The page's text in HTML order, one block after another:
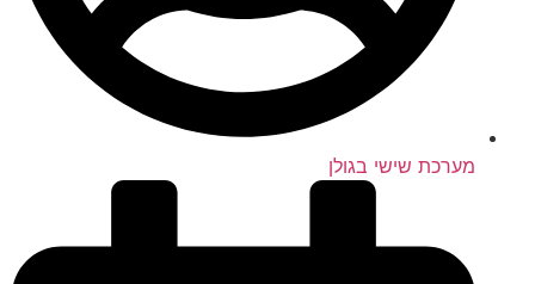
מערכת שישי בגולן